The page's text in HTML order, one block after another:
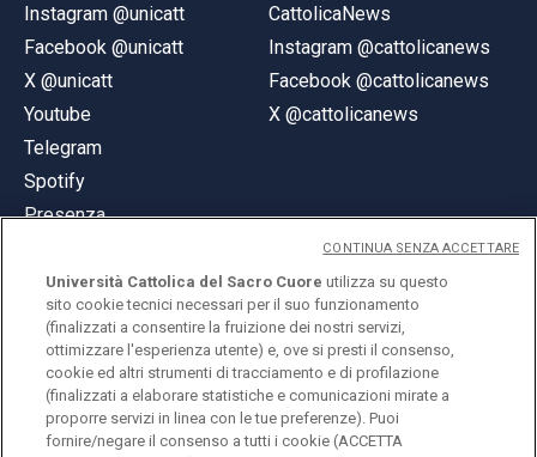
Instagram @unicatt
Facebook @unicatt
X @unicatt
Youtube
Telegram
Spotify
Presenza
CattolicaNews
Instagram @cattolicanews
Facebook @cattolicanews
X @cattolicanews
© Università Cattolica del Sacro Cuore
Largo A. Gemelli 1, 20123 Milano
PI 02133120150
Università Cattolica del Sacro Cuore utilizza su questo
sito cookie tecnici necessari per il suo funzionamento
(finalizzati a consentire la fruizione dei nostri servizi,
ottimizzare l'esperienza utente) e, ove si presti il consenso,
cookie ed altri strumenti di tracciamento e di profilazione
(finalizzati a elaborare statistiche e comunicazioni mirate a
proporre servizi in linea con le tue preferenze). Puoi
fornire/negare il consenso a tutti i cookie (ACCETTA
CONTINUA SENZA ACCETTARE